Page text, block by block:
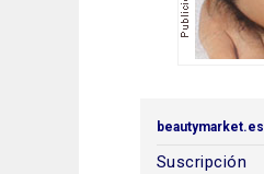
beautymarket.es
Suscripción